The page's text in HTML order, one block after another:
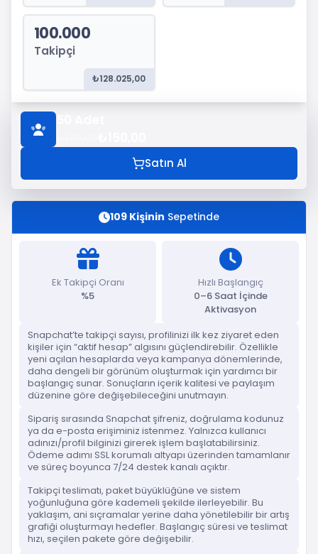
100.000
Takipçi
₺128.025,00
Satın Al
109 Kişinin Sepetinde
Ek Takipçi Oranı
%5
Hızlı Başlangıç
0–6 Saat İçinde
Aktivasyon
Snapchat’te takipçi sayısı, profilinizi ilk kez ziyaret eden
kişiler için “aktif hesap” algısını güçlendirebilir. Özellikle
yeni açılan hesaplarda veya kampanya dönemlerinde,
daha dengeli bir görünüm oluşturmak için yardımcı bir
başlangıç sunar. Sonuçların içerik kalitesi ve paylaşım
düzenine göre değişebileceğini unutmayın.
Sipariş sırasında Snapchat şifreniz, doğrulama kodunuz
ya da e-posta erişiminiz istenmez. Yalnızca kullanıcı
adınızı/profil bilginizi girerek işlem başlatabilirsiniz.
Ödeme adımı SSL korumalı altyapı üzerinden tamamlanır
ve süreç boyunca 7/24 destek kanalı açıktır.
Takipçi teslimatı, paket büyüklüğüne ve sistem
yoğunluğuna göre kademeli şekilde ilerleyebilir. Bu
yaklaşım, ani sıçramalar yerine daha yönetilebilir bir artış
grafiği oluşturmayı hedefler. Başlangıç süresi ve teslimat
hızı, seçilen pakete göre değişebilir.